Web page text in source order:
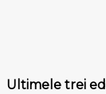
Ultimele trei